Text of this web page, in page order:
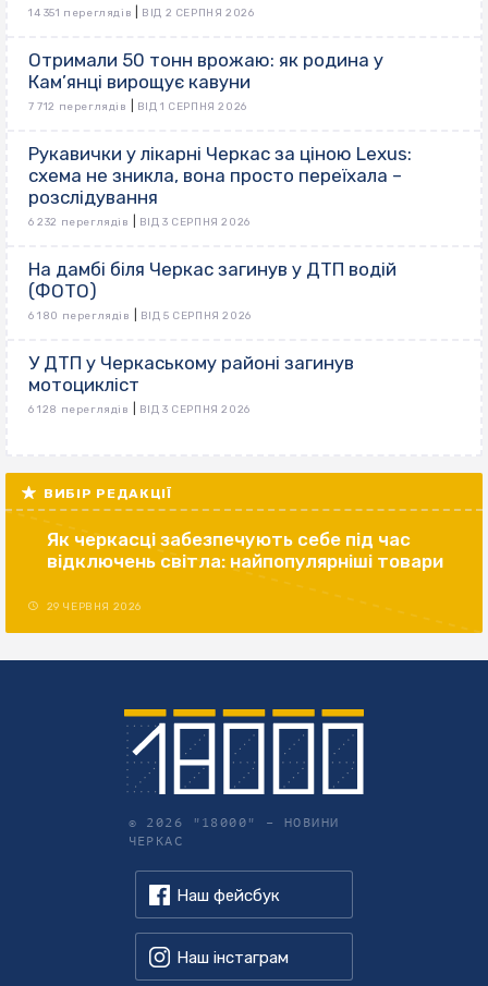
14 351 переглядів ВІД 2 СЕРПНЯ 2026
Отримали 50 тонн врожаю: як родина у
Кам’янці вирощує кавуни
7 712 переглядів ВІД 1 СЕРПНЯ 2026
Рукавички у лікарні Черкас за ціною Lexus:
схема не зникла, вона просто переїхала –
розслідування
6 232 переглядів ВІД 3 СЕРПНЯ 2026
На дамбі біля Черкас загинув у ДТП водій
(ФОТО)
6 180 переглядів ВІД 5 СЕРПНЯ 2026
У ДТП у Черкаському районі загинув
мотоцикліст
6 128 переглядів ВІД 3 СЕРПНЯ 2026
ВИБІР РЕДАКЦІЇ
Як черкасці забезпечують себе під час
відключень світла: найпопулярніші товари
29 ЧЕРВНЯ 2026
© 2026 "18000" – НОВИНИ
ЧЕРКАС
Наш фейсбук
Наш інстаграм